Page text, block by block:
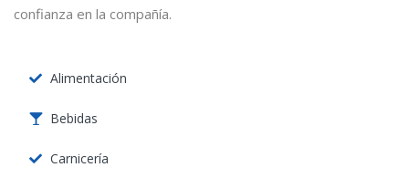
confianza en la compañía.
Alimentación
Bebidas
Carnicería